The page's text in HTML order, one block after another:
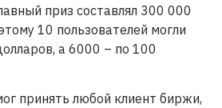
приз составлял 300 000
10 пользователей могли
а 6000 – по 100
принять любой клиент биржи,